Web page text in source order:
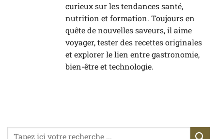
curieux sur les tendances santé,
nutrition et formation. Toujours en
quête de nouvelles saveurs, il aime
voyager, tester des recettes originales
et explorer le lien entre gastronomie,
bien-être et technologie.